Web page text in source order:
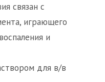
связан с
играющего
и
для в/в